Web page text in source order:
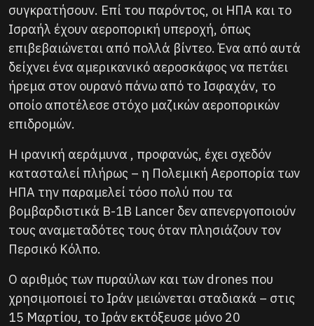
συγκρατήσουν. Επί του παρόντος, οι ΗΠΑ και το
Ισραήλ έχουν αεροπορική υπεροχή, όπως
επιβεβαιώνεται από πολλά βίντεο. Ένα από αυτά
δείχνει ένα αμερικανικό αεροσκάφος να πετάει
ήρεμα στον ουρανό πάνω από το Ισφαχάν, το
οποίο αποτέλεσε στόχο μαζικών αεροπορικών
επιδρομών.
Η ιρανική αεράμυνα , προφανώς, έχει σχεδόν
κατασταλεί πλήρως – η Πολεμική Αεροπορία των
ΗΠΑ την παραμελεί τόσο πολύ που τα
βομβαρδιστικά B-1B Lancer δεν απενεργοποιούν
τους αναμεταδότες τους όταν πλησιάζουν τον
Περσικό Κόλπο.
Ο αριθμός των πυραύλων και των drones που
χρησιμοποιεί το Ιράν μειώνεται σταδιακά – στις
15 Μαρτίου, το Ιράν εκτόξευσε μόνο 20